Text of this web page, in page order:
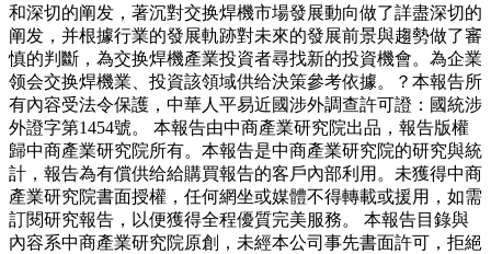
和深切的阐发，著沉對交换焊機市場發展動向做了詳盡深切的
阐发，并根據行業的發展軌跡對未來的發展前景與趨勢做了審
慎的判斷，為交换焊機產業投資者尋找新的投資機會。為企業
领会交换焊機業、投資該領域供给決策參考依據。？本報告所
有內容受法令保護，中華人平易近國涉外調查許可證：國統涉
外證字第1454號。 本報告由中商產業研究院出品，報告版權
歸中商產業研究院所有。本報告是中商產業研究院的研究與統
計，報告為有償供给給購買報告的客戶內部利用。未獲得中商
產業研究院書面授權，任何網坐或媒體不得轉載或援用，如需
訂閱研究報告，以便獲得全程優質完美服務。 本報告目錄與
內容系中商產業研究院原創，未經本公司事先書面許可，拒絕